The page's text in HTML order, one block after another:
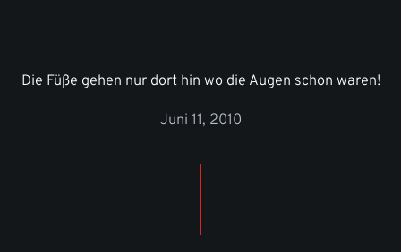
Die Füße gehen nur dort hin wo die Augen schon waren!
Juni 11, 2010